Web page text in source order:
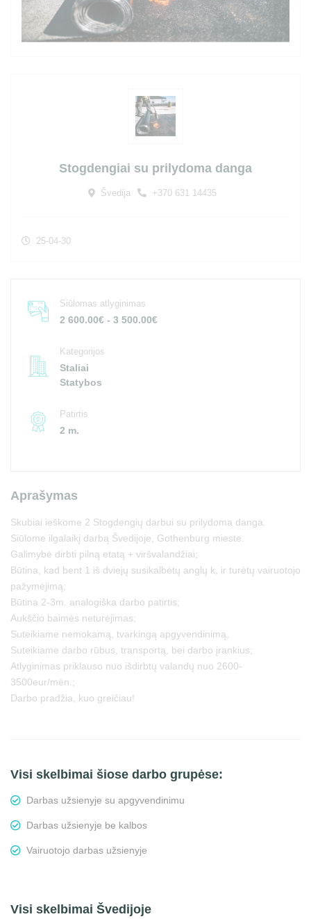
Stogdengiai su prilydoma danga
Švedija +370 631 14435
25-04-30
Siūlomas atlyginimas
2 600.00€ - 3 500.00€
Kategorijos
Staliai
Statybos
Patirtis
2 m.
Aprašymas
Skubiai ieškome 2 Stogdengių darbui su prilydoma danga.
Siūlome ilgalaikį darbą Švedijoje, Gothenburg mieste.
Galimybė dirbti pilną etatą + viršvalandžiai;
Būtina, kad bent 1 iš dviejų susikalbėtų anglų k, ir turėtų vairuotojo
pažymėjimą;
Būtina 2-3m. analogiška darbo patirtis;
Aukščio baimės neturėjimas;
Suteikiame nemokamą, tvarkingą apgyvendinimą,
Suteikiame darbo rūbus, transportą, bei darbo įrankius;
Atlyginimas priklauso nuo išdirbtų valandų nuo 2600-
3500eur/mėn.;
Darbo pradžia, kuo greičiau!
Visi skelbimai šiose darbo grupėse:
Darbas užsienyje su apgyvendinimu
Darbas užsienyje be kalbos
Vairuotojo darbas užsienyje
Visi skelbimai Švedijoje